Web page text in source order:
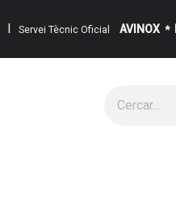
I Servei Tècnic Oficial AVINOX *